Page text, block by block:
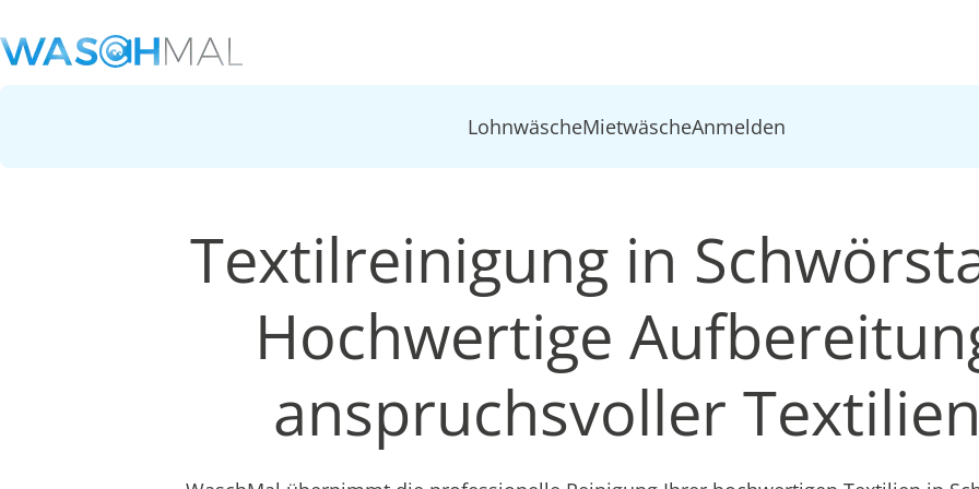
LohnwäscheMietwäscheAnmelden
Textilreinigung in
Hochwertige
anspruchsvoller Textilien